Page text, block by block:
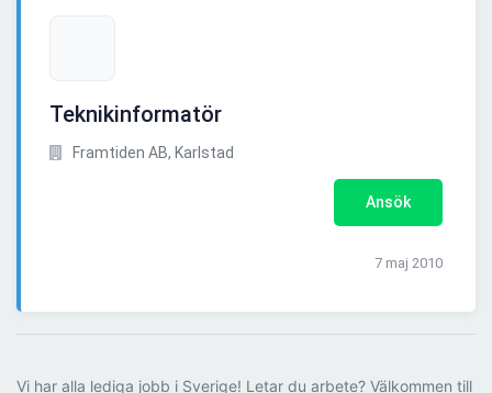
Teknikinformatör
Framtiden AB, Karlstad
Ansök
7 maj 2010
Vi har alla lediga jobb i Sverige! Letar du arbete? Välkommen till